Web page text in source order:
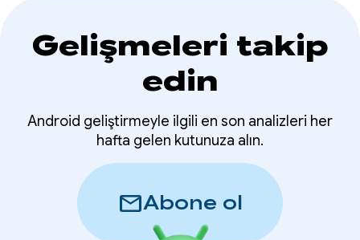
Gelişmeleri takip
edin
Android geliştirmeyle ilgili en son analizleri her
hafta gelen kutunuza alın.
mailAbone ol